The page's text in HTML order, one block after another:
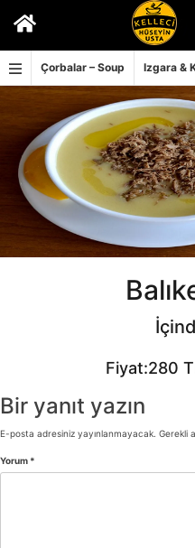
Çorbalar – Soup Izgara &
Fiyat:280
Bir yanıt yazın
E-posta adresiniz yayınlanmayacak. Gerekli
Yorum *